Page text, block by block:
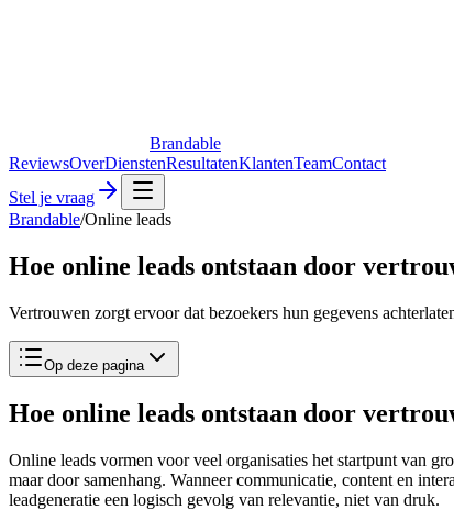
Brandable
ReviewsOverDienstenResultatenKlantenTeamContact
Stel je vraag
Brandable/Online leads
Hoe online leads ontstaan door
Vertrouwen zorgt ervoor dat bezoekers hun gegevens
Op deze pagina
Hoe online leads ontstaan door
Online leads vormen voor veel organisaties het startpunt van
maar door samenhang. Wanneer communicatie, content en
leadgeneratie een logisch gevolg van relevantie, niet van druk.